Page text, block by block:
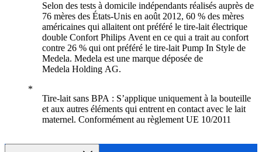
Selon des tests à domicile indépendants réalisés auprès de
76 mères des États-Unis en août 2012, 60 % des mères
américaines qui allaitent ont préféré le tire-lait électrique
double Confort Philips Avent en ce qui a trait au confort
contre 26 % qui ont préféré le tire-lait Pump In Style de
Medela. Medela est une marque déposée de
Medela Holding AG.
Tire-lait sans BPA : S’applique uniquement à la bouteille
et aux autres éléments qui entrent en contact avec le lait
maternel. Conformément au règlement UE 10/2011